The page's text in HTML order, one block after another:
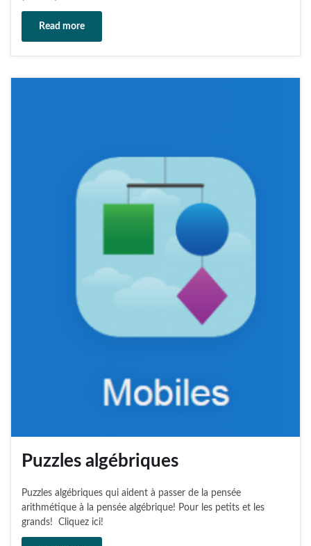
Read more
Puzzles algébriques
Puzzles algébriques qui aident à passer de la pensée
arithmétique à la pensée algébrique! Pour les petits et les
grands! Cliquez ici!